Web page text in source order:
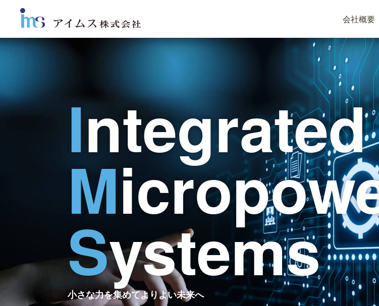
会社概要
Integrated
M
Systems
小さな力を集めてよりよい未来へ